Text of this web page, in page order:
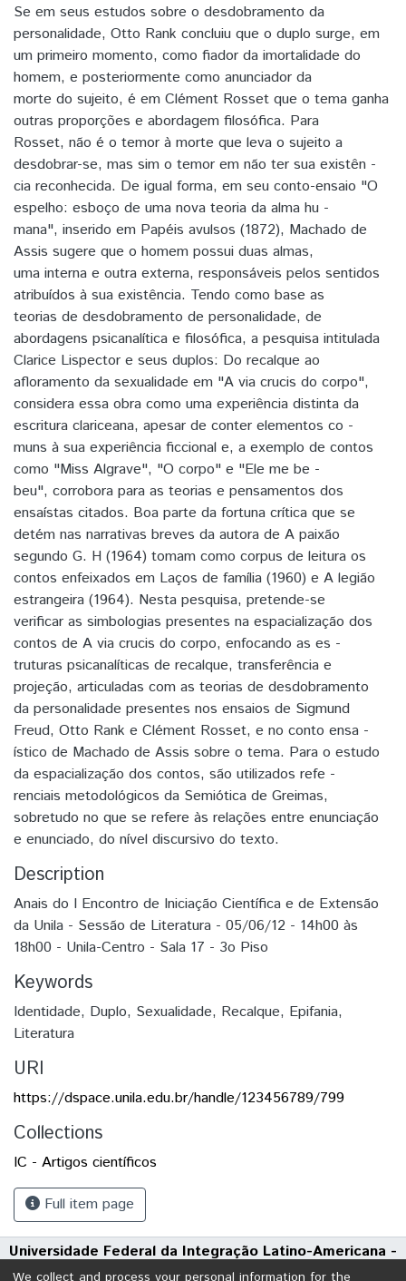
Se em seus estudos sobre o desdobramento da
personalidade, Otto Rank concluiu que o duplo surge, em
um primeiro momento, como fiador da imortalidade do
homem, e posteriormente como anunciador da
morte do sujeito, é em Clément Rosset que o tema ganha
outras proporções e abordagem filosófica. Para
Rosset, não é o temor à morte que leva o sujeito a
desdobrar-se, mas sim o temor em não ter sua existên -
cia reconhecida. De igual forma, em seu conto-ensaio "O
espelho: esboço de uma nova teoria da alma hu -
mana", inserido em Papéis avulsos (1872), Machado de
Assis sugere que o homem possui duas almas,
uma interna e outra externa, responsáveis pelos sentidos
atribuídos à sua existência. Tendo como base as
teorias de desdobramento de personalidade, de
abordagens psicanalítica e filosófica, a pesquisa intitulada
Clarice Lispector e seus duplos: Do recalque ao
afloramento da sexualidade em "A via crucis do corpo",
considera essa obra como uma experiência distinta da
escritura clariceana, apesar de conter elementos co -
muns à sua experiência ficcional e, a exemplo de contos
como "Miss Algrave", "O corpo" e "Ele me be -
beu", corrobora para as teorias e pensamentos dos
ensaístas citados. Boa parte da fortuna crítica que se
detém nas narrativas breves da autora de A paixão
segundo G. H (1964) tomam como corpus de leitura os
contos enfeixados em Laços de família (1960) e A legião
estrangeira (1964). Nesta pesquisa, pretende-se
verificar as simbologias presentes na espacialização dos
contos de A via crucis do corpo, enfocando as es -
truturas psicanalíticas de recalque, transferência e
projeção, articuladas com as teorias de desdobramento
da personalidade presentes nos ensaios de Sigmund
Freud, Otto Rank e Clément Rosset, e no conto ensa -
ístico de Machado de Assis sobre o tema. Para o estudo
da espacialização dos contos, são utilizados refe -
renciais metodológicos da Semiótica de Greimas,
sobretudo no que se refere às relações entre enunciação
e enunciado, do nível discursivo do texto.
Description
Anais do I Encontro de Iniciação Científica e de Extensão
da Unila - Sessão de Literatura - 05/06/12 - 14h00 às
18h00 - Unila-Centro - Sala 17 - 3o Piso
Keywords
Identidade, Duplo, Sexualidade, Recalque, Epifania,
Literatura
URI
https://dspace.unila.edu.br/handle/123456789/799
Collections
IC - Artigos científicos
Full item page
Universidade Federal da Integração Latino-Americana -
UNILA
We collect and process your personal information for the